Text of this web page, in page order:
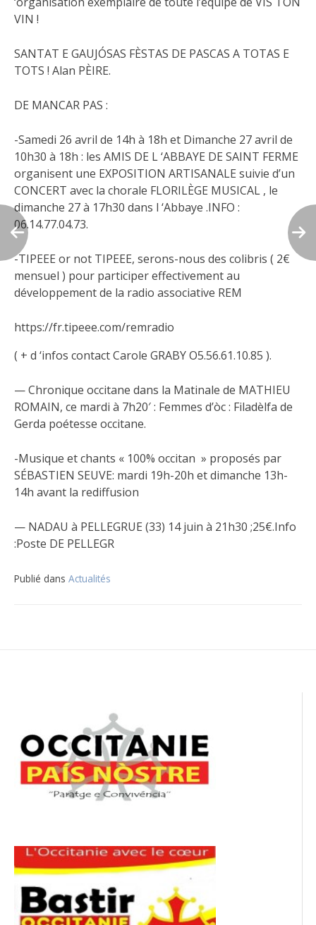
VIN !
SANTAT E GAUJÓSAS FÈSTAS DE PASCAS A TOTAS E
TOTS ! Alan PÈIRE.
DE MANCAR PAS :
-Samedi 26 avril de 14h à 18h et Dimanche 27 avril de
10h30 à 18h : les AMIS DE L ‘ABBAYE DE SAINT FERME
organisent une EXPOSITION ARTISANALE suivie d’un
CONCERT avec la chorale FLORILÈGE MUSICAL , le
dimanche 27 à 17h30 dans l ‘Abbaye .INFO :
06.14.77.04.73.
-TIPEEE or not TIPEEE, serons-nous des colibris ( 2€
mensuel ) pour participer effectivement au
développement de la radio associative REM
https://fr.tipeee.com/remradio
( + d ‘infos contact Carole GRABY O5.56.61.10.85 ).
— Chronique occitane dans la Matinale de MATHIEU
ROMAIN, ce mardi à 7h20′ : Femmes d’òc : Filadèlfa de
Gerda poétesse occitane.
-Musique et chants « 100% occitan » proposés par
SÉBASTIEN SEUVE: mardi 19h-20h et dimanche 13h-
14h avant la rediffusion
— NADAU à PELLEGRUE (33) 14 juin à 21h30 ;25€.Info
:Poste DE PELLEGR
Publié dans Actualités